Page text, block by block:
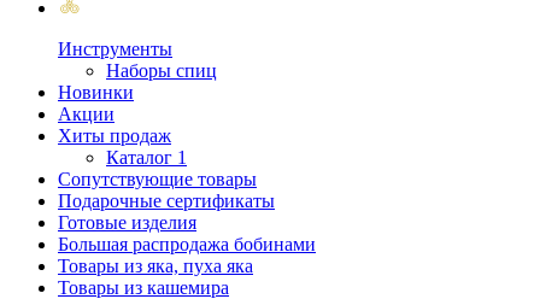
Инструменты
Наборы спиц
Новинки
Акции
Хиты продаж
Каталог 1
Сопутствующие товары
Подарочные сертификаты
Готовые изделия
Большая распродажа бобинами
Товары из яка, пуха яка
Товары из кашемира